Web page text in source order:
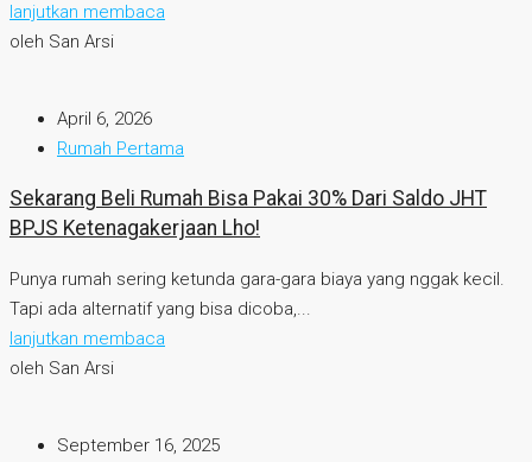
lanjutkan membaca
oleh San Arsi
April 6, 2026
Rumah Pertama
Sekarang Beli Rumah Bisa Pakai 30% Dari Saldo JHT
BPJS Ketenagakerjaan Lho!
Punya rumah sering ketunda gara-gara biaya yang nggak kecil.
Tapi ada alternatif yang bisa dicoba,...
lanjutkan membaca
oleh San Arsi
September 16, 2025